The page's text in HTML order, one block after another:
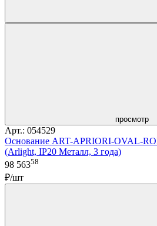
просмотр
Арт.: 054529
Основание ART-APRIORI-OVAL-
(Arlight, IP20 Металл, 3 года)
98 56358
₽/шт